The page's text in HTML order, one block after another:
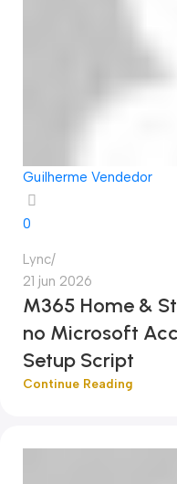
Guilherme Vendedor
0
Lync
21 jun 2026
M365 Home &
no Microsoft
Setup Script
Continue Reading